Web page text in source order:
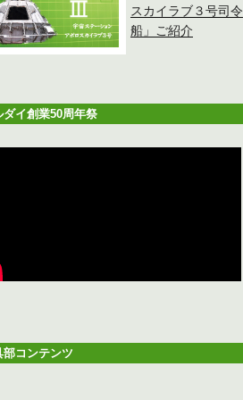
スカイラブ３号司令
船」ご紹介
ダイ創業50周年祭
部コンテンツ